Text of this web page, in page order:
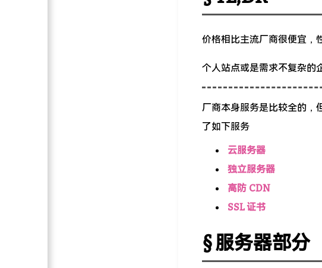
价格相比主流厂商很便宜，
个人站点或是需求不复杂的
厂商本身服务是比较全的，
了如下服务
云服务器
独立服务器
高防 CDN
SSL 证书
服务器部分